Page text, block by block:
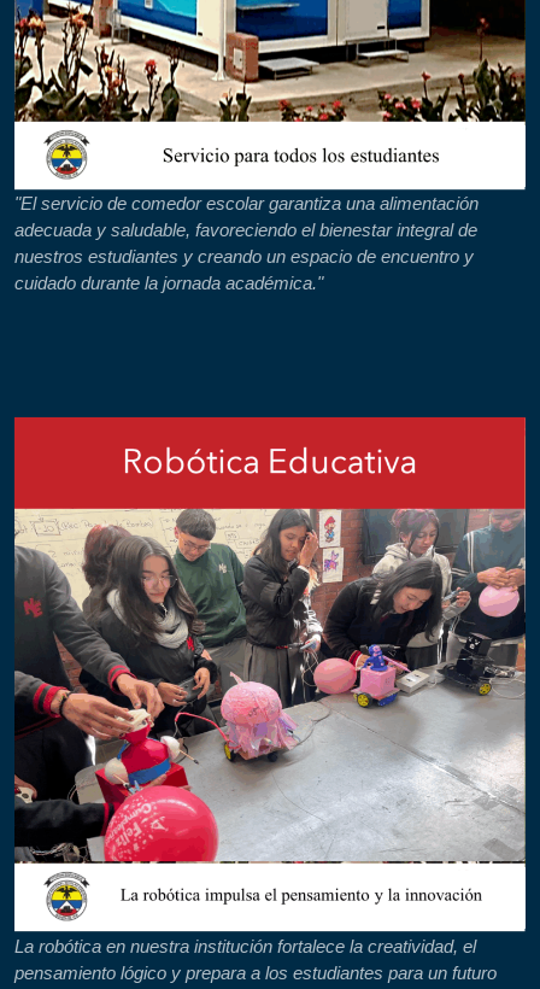
"El servicio de comedor escolar garantiza una alimentación
adecuada y saludable, favoreciendo el bienestar integral de
nuestros estudiantes y creando un espacio de encuentro y
cuidado durante la jornada académica."
La robótica en nuestra institución fortalece la creatividad, el
pensamiento lógico y prepara a los estudiantes para un futuro